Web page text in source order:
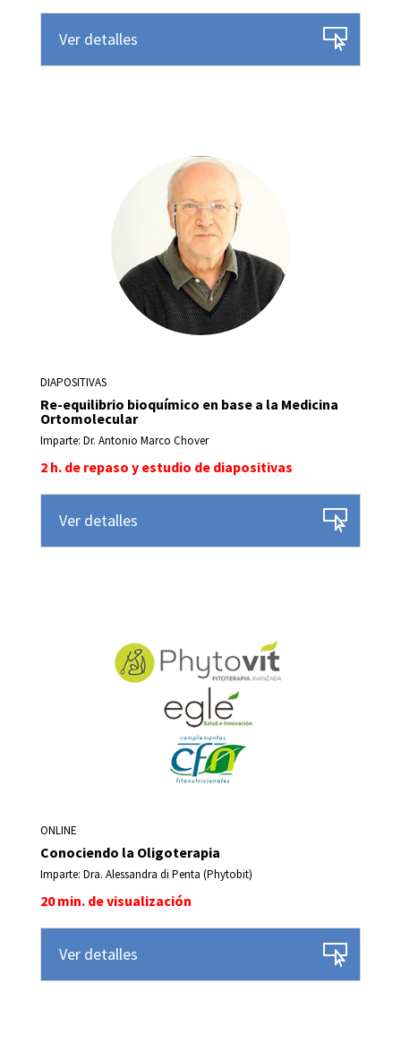
Ver detalles
DIAPOSITIVAS
Re-equilibrio bioquímico en base a la Medicina
Ortomolecular
Imparte: Dr. Antonio Marco Chover
2 h. de repaso y estudio de diapositivas
Ver detalles
ONLINE
Conociendo la Oligoterapia
Imparte: Dra. Alessandra di Penta (Phytobit)
20 min. de visualización
Ver detalles